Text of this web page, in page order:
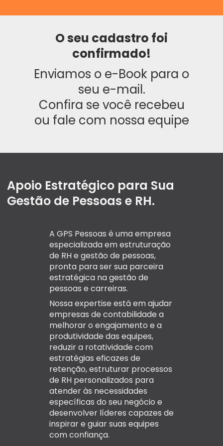
O seu cadastro foi
confirmado!
Enviamos o e-Book para o
seu e-mail.
Confira se você recebeu
ou fale com nossa equipe
Apoio Estratégico para Sua
Gestão de Pessoas e RH.
A GPS Pessoas é uma empresa
especializada em estruturação
de RH e gestão de pessoas,
pronta para ser sua parceira
estratégica na gestão de
pessoas e carreiras.
Nossa expertise está em ajudar
empresas de contabilidade a
melhorar o engajamento e a
produtividade das equipes,
reduzir a rotatividade com
estratégias eficazes de
retenção, estruturar processos
de RH personalizados para
atender às necessidades
específicas do seu negócio e
desenvolver líderes capazes de
inspirar e guiar suas equipes
com confiança.